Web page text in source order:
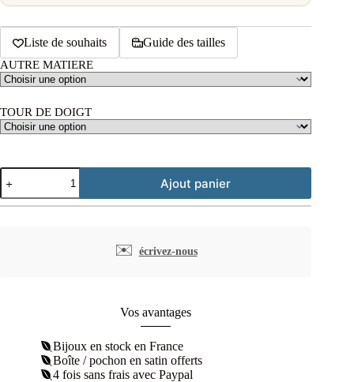
Liste de souhaits Guide des tailles
AUTRE MATIERE
TOUR DE DOIGT
quantité
de
Bague
Ajout panier
✉️ écrivez-nous
Vos avantages
Bijoux en stock en France
Boîte / pochon en satin offerts
4 fois sans frais avec Paypal